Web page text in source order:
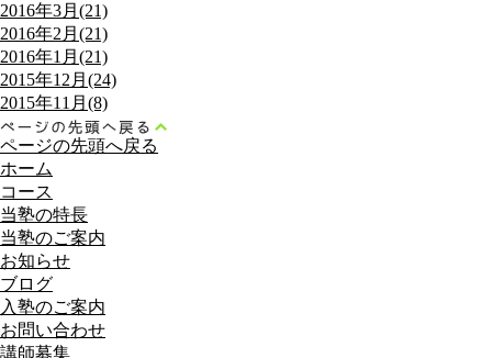
2016年3月(21)
2016年2月(21)
2016年1月(21)
2015年12月(24)
2015年11月(8)
ページの先頭へ戻る
ホーム
コース
当塾の特長
当塾のご案内
お知らせ
ブログ
入塾のご案内
お問い合わせ
講師募集